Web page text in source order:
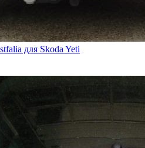
для Skoda Yeti